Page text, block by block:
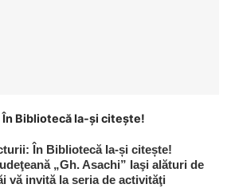
Bibliotecă Ia-și citește!
În Bibliotecă Ia-și citește!
„Gh. Asachi” Iaşi alături de
vă invită la seria de activităţi